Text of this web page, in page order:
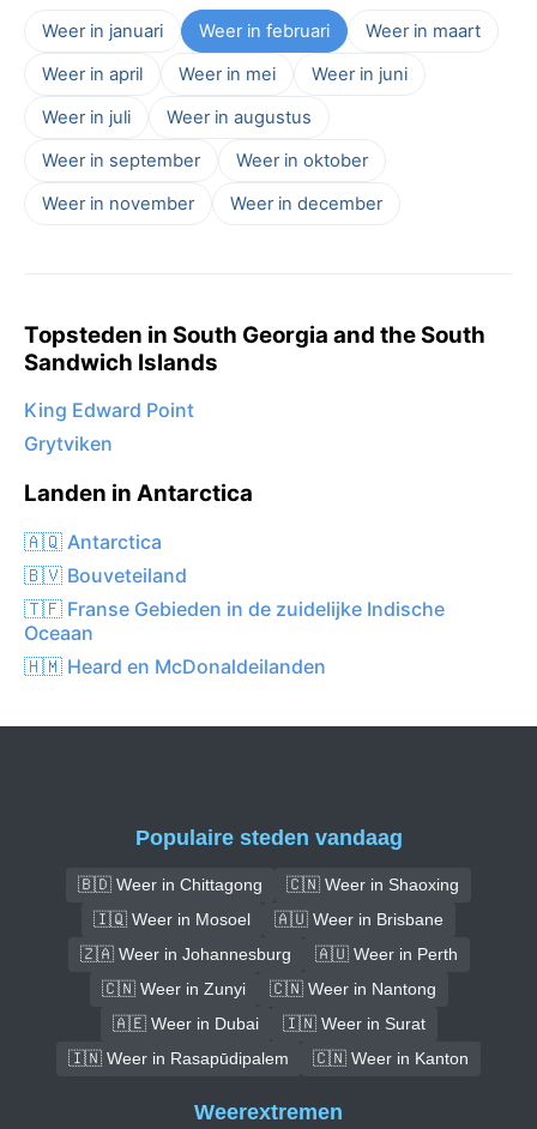
Weer in januari Weer in februari
Weer in maart
Weer in april
Weer in mei
Weer in juni
Weer in juli
Weer in augustus
Weer in september
Weer in oktober
Weer in november
Weer in december
Topsteden in South Georgia and the South
Sandwich Islands
King Edward Point
Grytviken
Landen in Antarctica
🇦🇶 Antarctica
🇧🇻 Bouveteiland
🇹🇫 Franse Gebieden in de zuidelijke Indische
Oceaan
🇭🇲 Heard en McDonaldeilanden
Populaire steden vandaag
🇧🇩 Weer in Chittagong
🇨🇳 Weer in Shaoxing
🇮🇶 Weer in Mosoel
🇦🇺 Weer in Brisbane
🇿🇦 Weer in Johannesburg
🇦🇺 Weer in Perth
🇨🇳 Weer in Zunyi
🇨🇳 Weer in Nantong
🇦🇪 Weer in Dubai
🇮🇳 Weer in Surat
🇮🇳 Weer in Rasapūdipalem
🇨🇳 Weer in Kanton
Weerextremen